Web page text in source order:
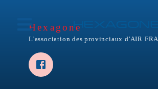
Hexagone
L'association des provinciaux d'AIR